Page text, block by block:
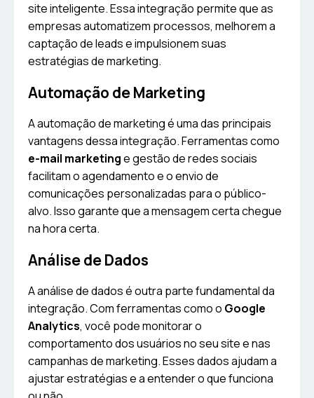
site inteligente. Essa integração permite que as
empresas automatizem processos, melhorem a
captação de leads e impulsionem suas
estratégias de marketing.
Automação de Marketing
A automação de marketing é uma das principais
vantagens dessa integração. Ferramentas como
e-mail marketinge gestão de redes sociais
facilitam o agendamento e o envio de
comunicações personalizadas para o público-
alvo. Isso garante que a mensagem certa chegue
na hora certa.
Análise de Dados
A análise de dados é outra parte fundamental da
integração. Com ferramentas como o Google
Analytics, você pode monitorar o
comportamento dos usuários no seu site e nas
campanhas de marketing. Esses dados ajudam a
ajustar estratégias e a entender o que funciona